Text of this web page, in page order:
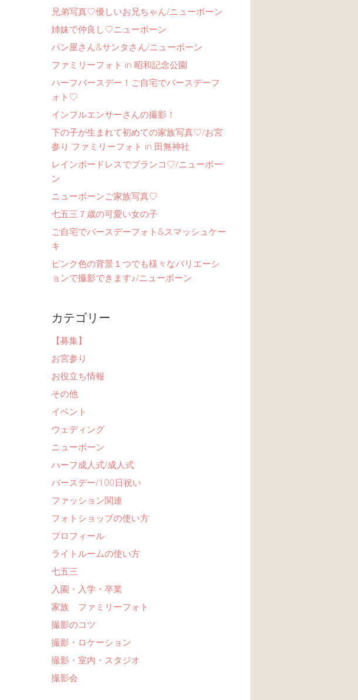
兄弟写真♡優しいお兄ちゃん/ニューボーン
姉妹で仲良し♡ニューボーン
パン屋さん&サンタさん/ニューボーン
ファミリーフォト in 昭和記念公園
ハーフバースデー！ご自宅でバースデーフ
ォト♡
インフルエンサーさんの撮影！
下の子が生まれて初めての家族写真♡/お宮
参り ファミリーフォト in 田無神社
レインボードレスでブランコ♡/ニューボー
ン
ニューボーンご家族写真♡
七五三７歳の可愛い女の子
ご自宅でバースデーフォト&スマッシュケー
キ
ピンク色の背景１つでも様々なバリエーシ
ョンで撮影できます♪/ニューボーン
カテゴリー
【募集】
お宮参り
お役立ち情報
その他
イベント
ウェディング
ニューボーン
ハーフ成人式/成人式
バースデー/100日祝い
ファッション関連
フォトショップの使い方
プロフィール
ライトルームの使い方
七五三
入園・入学・卒業
家族 ファミリーフォト
撮影のコツ
撮影・ロケーション
撮影・室内・スタジオ
撮影会